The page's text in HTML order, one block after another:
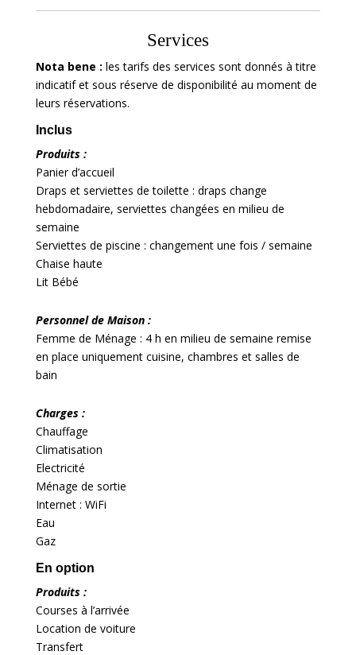
Services
Nota bene : les tarifs des services sont donnés à titre
indicatif et sous réserve de disponibilité au moment de
leurs réservations.
Inclus
Produits :
Panier d’accueil
Draps et serviettes de toilette : draps change
hebdomadaire, serviettes changées en milieu de
semaine
Serviettes de piscine : changement une fois / semaine
Chaise haute
Lit Bébé
Personnel de Maison :
Femme de Ménage : 4 h en milieu de semaine remise
en place uniquement cuisine, chambres et salles de
bain
Charges :
Chauffage
Climatisation
Electricité
Ménage de sortie
Internet : WiFi
Eau
Gaz
En option
Produits :
Courses à l’arrivée
Location de voiture
Transfert